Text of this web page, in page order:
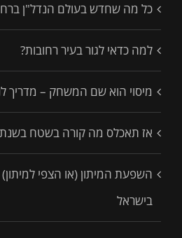
כל מה שחדש בעולם הנדל"ן
למה כדאי לגור בעיר רחובות?
מיסוי הוא שם המשחק – מדריך
אז תאכלס מה קורה בשטח בשנת 2023?
השפעת המיתון (או הצפי
בישראל